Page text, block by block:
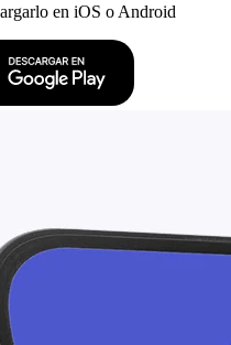
en iOS o Android